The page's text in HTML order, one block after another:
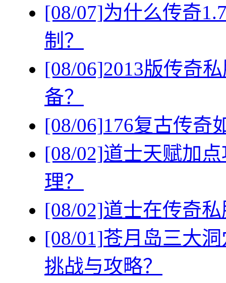
[08/07]为什么传奇
制？
[08/06]2013版传奇
备？
[08/06]176复古传奇
[08/02]道士天赋加
理？
[08/02]道士在传奇
[08/01]苍月岛三大
挑战与攻略？